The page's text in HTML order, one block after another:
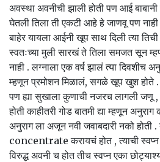
अवस्था अवनीची झाली होती पण आई बाबानी
घेतली तिला ती एकटी आहे हे जाणवू पण
बाहेर यायला आईनी खूप साथ दिली त्या
स्वतःच्या मुली सारखं ते तिला समजत सून
नाही . लग्नाला एक वर्ष झालं त्या
म्हणून प्रमोशन मिळालं, सगळे खूप खुश होते
पण ह्या सुखाला कुणाची नजरच लागली जणू ,
होती काहीतरी गोड बातमी द्या म्हणून
अनुराग ला अजून नवी जवाबदारी नको होती
concentrate करायचं होत , त्याची स्वप्न
विरुद्ध अवनी च होत तीच स्वप्न एका